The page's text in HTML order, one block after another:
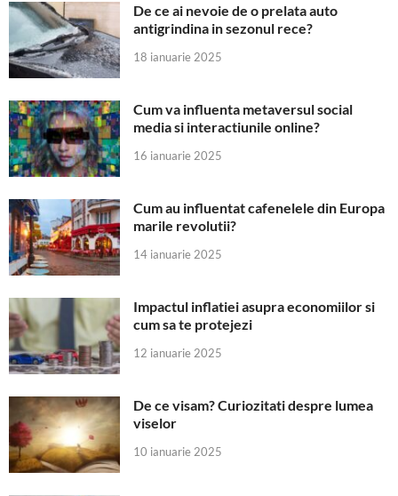
De ce ai nevoie de o prelata auto
antigrindina in sezonul rece?
18 ianuarie 2025
Cum va influenta metaversul social
media si interactiunile online?
16 ianuarie 2025
Cum au influentat cafenelele din Europa
marile revolutii?
14 ianuarie 2025
Impactul inflatiei asupra economiilor si
cum sa te protejezi
12 ianuarie 2025
De ce visam? Curiozitati despre lumea
viselor
10 ianuarie 2025